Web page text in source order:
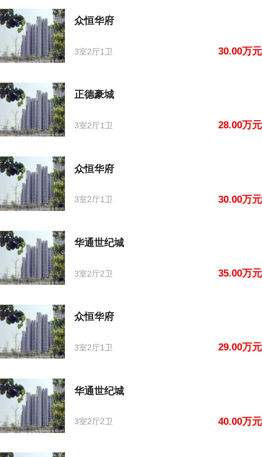
众恒华府
3室2厅1卫 30.00万元
正德豪城
3室2厅1卫 28.00万元
众恒华府
3室2厅1卫 30.00万元
华通世纪城
3室2厅2卫 35.00万元
众恒华府
3室2厅1卫 29.00万元
华通世纪城
3室2厅2卫 40.00万元